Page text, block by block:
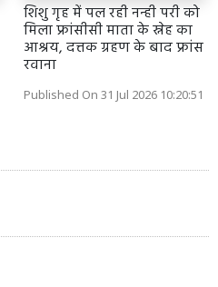
शिशु गृह में पल रही नन्ही परी को
मिला फ्रांसीसी माता के स्नेह का
आश्रय, दत्तक ग्रहण के बाद फ्रांस
रवाना
Published On 31 Jul 2026 10:20:51